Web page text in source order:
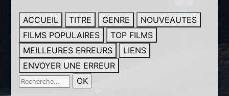
ACCUEIL TITRE GENRE
NOUVEAUTES
FILMS POPULAIRES
TOP FILMS
MEILLEURES ERREURS
LIENS
ENVOYER UNE ERREUR